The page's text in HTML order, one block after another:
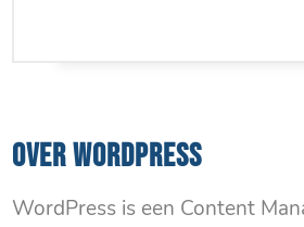
OVER WORDPRESS
WordPress is een Content